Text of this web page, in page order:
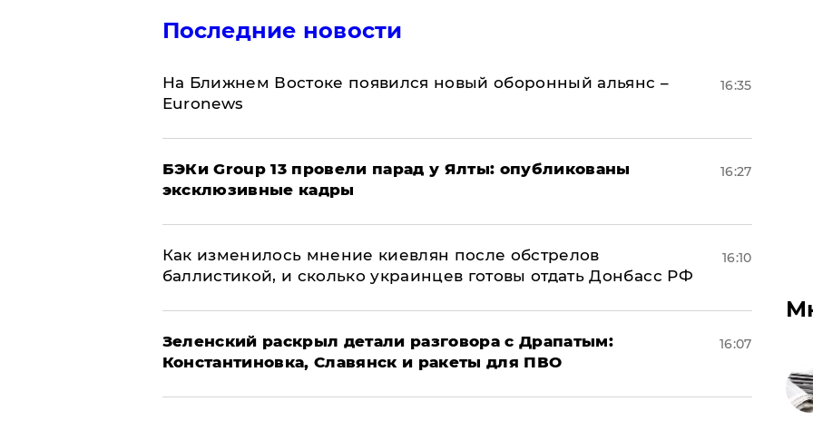
Последние новости
На Ближнем Востоке появился новый оборонный альянс –
Euronews
16:35
​БЭКи Group 13 провели парад у Ялты: опубликованы
эксклюзивные кадры
16:27
Как изменилось мнение киевлян после обстрелов
баллистикой, и сколько украинцев готовы отдать Донбасс РФ
16:10
​Зеленский раскрыл детали разговора с Драпатым:
Константиновка, Славянск и ракеты для ПВО
16:07